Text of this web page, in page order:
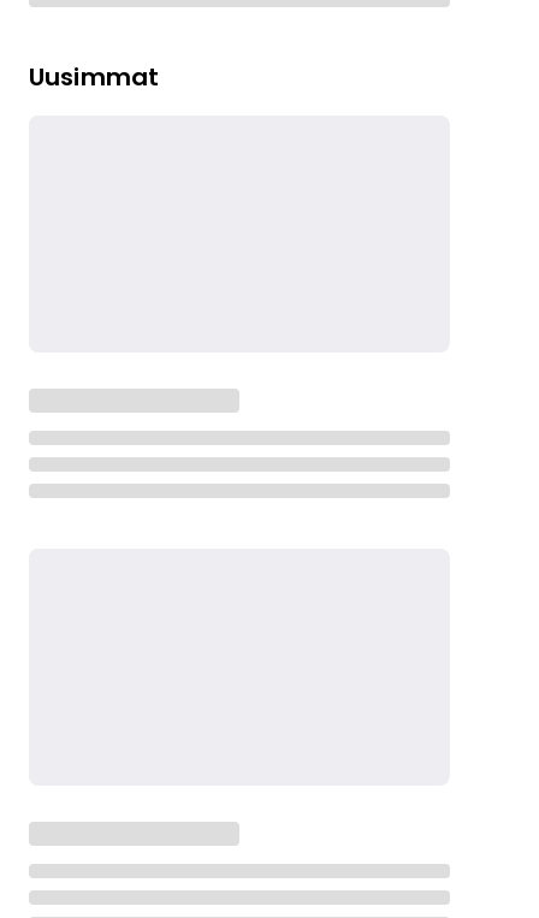
Uusimmat